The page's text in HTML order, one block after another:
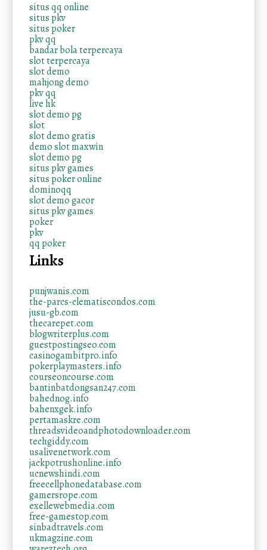
situs qq online
situs pkv
situs poker
pkv qq
bandar bola terpercaya
slot terpercaya
slot demo
mahjong demo
pkv qq
live hk
slot demo pg
slot
slot demo gratis
demo slot maxwin
slot demo pg
situs pkv games
situs poker online
dominoqq
slot demo gacor
situs pkv games
poker
pkv
qq poker
Links
punjwanis.com
the-parcs-clematiscondos.com
jusu-gb.com
thecarepet.com
blogwriterplus.com
guestpostingseo.com
casinogambitpro.info
pokerplaymasters.info
courseoncourse.com
bantinbatdongsan247.com
bahednog.info
bahenxgek.info
pertamaskre.com
threadsvideoandphotodownloader.com
techgiddy.com
usalivenetwork.com
jackpotrushonline.info
ucnewshindi.com
freecellphonedatabase.com
gamersrope.com
exellewebmedia.com
free-gamestop.com
sinbadtravels.com
ukmagzine.com